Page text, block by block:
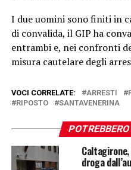
I due uomini sono finiti in
di convalida, il GIP ha
entrambi e, nei confronti
misura cautelare degli
VOCI CORRELATE: ARRESTI
RIPOSTO
SANTAVENERINA
droga